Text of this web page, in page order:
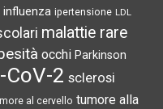
influenza ipertensione LDL
malattie rare
occhi Parkinson
CoV-2 sclerosi
al cervello tumore alla